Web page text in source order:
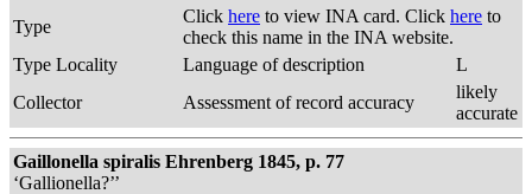
Type
Click here to view INA card. Click here to
check this name in the INA website.
Type Locality
Language of description
L
Collector
Assessment of record accuracy
likely
accurate
Gaillonella spiralis Ehrenberg 1845, p. 77
‘Gallionella?’’